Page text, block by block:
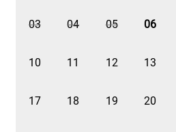
03 04 05 06
10 11 12 13
17 18 19 20